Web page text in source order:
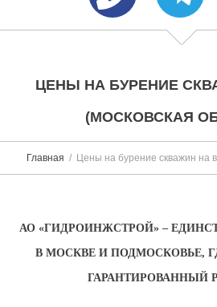
ЦЕНЫ НА БУРЕНИЕ
(МОСКОВСКАЯ
Главная Цены на бурение скважин на
АО «ГИДРОИНЖСТРОЙ» –
В МОСКВЕ И ПОДМОСКОВЬЕ,
ГАРАНТИРОВАННЫЙ